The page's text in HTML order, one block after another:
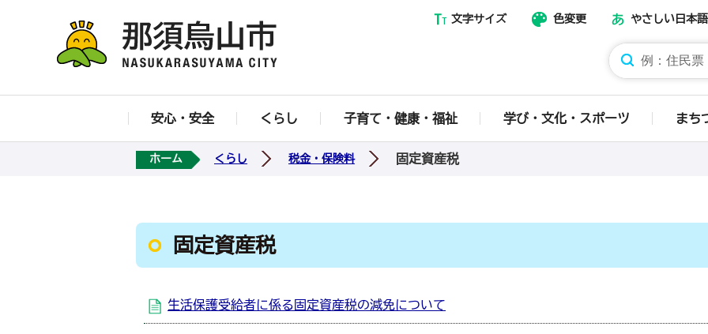
那須烏山市ホームページ
文字サイズ 色変更 やさしい日本語
安心・安全 くらし 子育て・健康・福祉 学び・文化・スポーツ まち
ホーム くらし 税金・保険料 固定資産税
固定資産税
生活保護受給者に係る固定資産税の減免について